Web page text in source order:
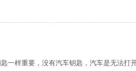
样重要，没有汽车钥匙，汽车是无法打